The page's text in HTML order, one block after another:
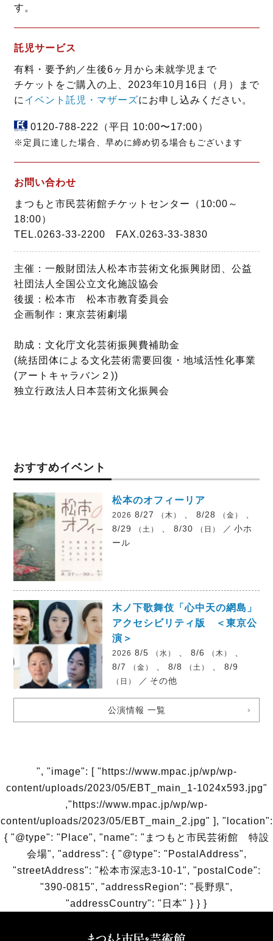
す。
託児サービス
有料・要予約／生後6ヶ月から未就学児まで
チケットをご購入の上、2023年10月16日（月）まで
に イベント託児・マザーズにお申し込みください。
0120-788-222 （平日 10:00〜17:00）
※定員に達した場合、早めに締め切る場合もございます
お問い合わせ
まつもと市民芸術館チケットセンター（10:00～
18:00）
TEL.0263-33-2200 FAX.0263-33-3830
主催：一般財団法人松本市芸術文化振興財団、公益
社団法人全国公立文化施設協会
後援：松本市 松本市教育委員会
企画制作：東京芸術劇場
助成：文化庁文化芸術振興費補助金
(統括団体による文化芸術需要回復・地域活性化事業
(アートキャラバン２))
独立行政法人日本芸術文化振興会
おすすめイベント
松本のオフィーリア
2026 8/27 （木） 、 8/28 （金）
8/29
（土） 、 8/30 （日） ／ 小ホ
ール
木ノ下歌舞伎「心中天の網島」
アクセシビリティ版 ＜東京公
演＞
2026 8/5 （水） 、 8/6 （木）
8/7
（金） 、 8/8 （土） 、 8/9
（日） ／ その他
公演情報 一覧
", "image": [ "https://www.mpac.jp/wp/wp-
content/uploads/2023/05/EBT_main_1-1024x593.jpg"
,"https://www.mpac.jp/wp/wp-
content/uploads/2023/05/EBT_main_2.jpg" ], "location":
{ "@type": "Place", "name": "まつもと市民芸術館 特設
会場", "address": { "@type": "PostalAddress",
"streetAddress": "松本市深志3-10-1", "postalCode":
"390-0815", "addressRegion": "長野県",
"addressCountry": "日本" } } }